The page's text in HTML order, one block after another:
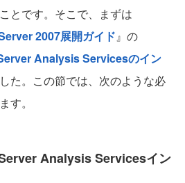
とです。そこで、まずは
2007展開ガイド』の
Analysis Servicesのイン
た。この節では、次のような必
す。
Analysis Servicesイン